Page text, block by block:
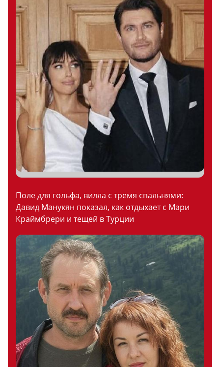
Поле для гольфа, вилла с тремя спальнями:
Давид Манукян показал, как отдыхает с Мари
Краймбрери и тещей в Турции